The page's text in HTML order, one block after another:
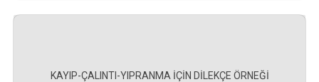
KAYIP-ÇALINTI-YIPRANMA İÇİN DİLEKÇE ÖRNEĞİ